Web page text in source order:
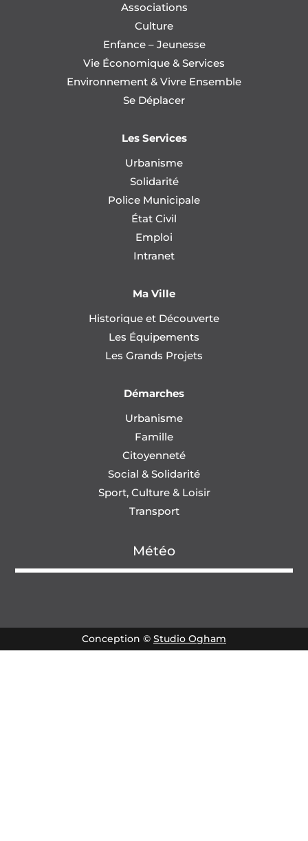
Associations
Culture
Enfance – Jeunesse
Vie Économique & Services
Environnement & Vivre Ensemble
Se Déplacer
Les Services
Urbanisme
Solidarité
Police Municipale
État Civil
Emploi
Intranet
Ma Ville
Historique et Découverte
Les Équipements
Les Grands Projets
Démarches
Urbanisme
Famille
Citoyenneté
Social & Solidarité
Sport, Culture & Loisir
Transport
Météo
Conception © Studio Ogham